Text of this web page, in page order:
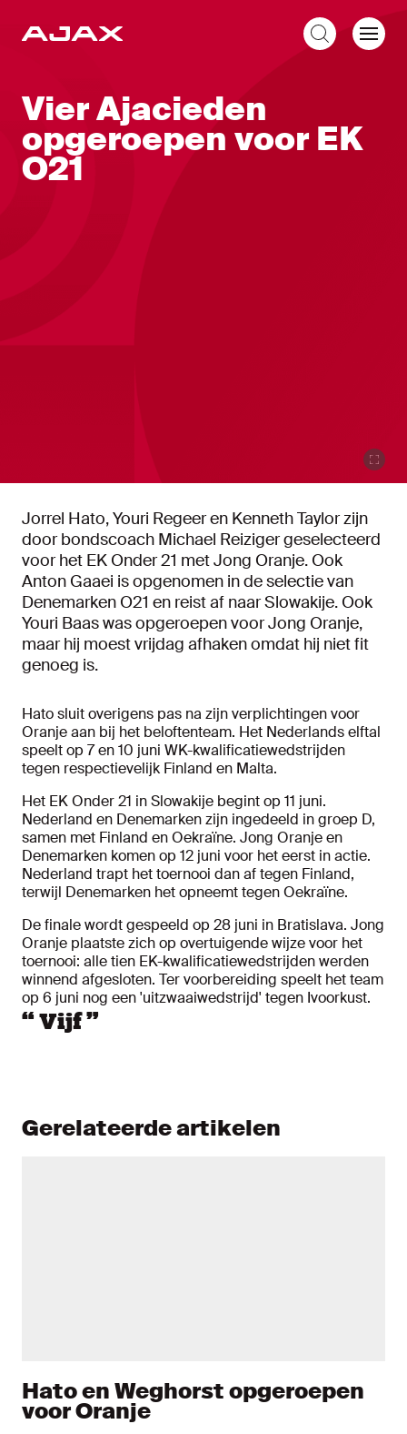
Vier Ajacieden
opgeroepen voor EK
O21
Jorrel Hato, Youri Regeer en Kenneth Taylor zijn
door bondscoach Michael Reiziger geselecteerd
voor het EK Onder 21 met Jong Oranje. Ook
Anton Gaaei is opgenomen in de selectie van
Denemarken O21 en reist af naar Slowakije. Ook
Youri Baas was opgeroepen voor Jong Oranje,
maar hij moest vrijdag afhaken omdat hij niet fit
genoeg is.
Hato sluit overigens pas na zijn verplichtingen voor
Oranje aan bij het beloftenteam. Het Nederlands elftal
speelt op 7 en 10 juni WK-kwalificatiewedstrijden
tegen respectievelijk Finland en Malta.
Het EK Onder 21 in Slowakije begint op 11 juni.
Nederland en Denemarken zijn ingedeeld in groep D,
samen met Finland en Oekraïne. Jong Oranje en
Denemarken komen op 12 juni voor het eerst in actie.
Nederland trapt het toernooi dan af tegen Finland,
terwijl Denemarken het opneemt tegen Oekraïne.
De finale wordt gespeeld op 28 juni in Bratislava. Jong
Oranje plaatste zich op overtuigende wijze voor het
toernooi: alle tien EK-kwalificatiewedstrijden werden
winnend afgesloten. Ter voorbereiding speelt het team
op 6 juni nog een 'uitzwaaiwedstrijd' tegen Ivoorkust.
“Vijf”
Gerelateerde artikelen
Hato en Weghorst opgeroepen
voor Oranje